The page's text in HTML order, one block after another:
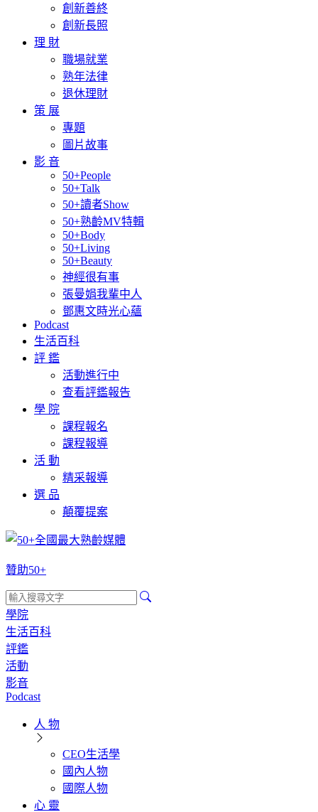
創新善終
創新長照
理 財
職場就業
熟年法律
退休理財
策 展
專題
圖片故事
影 音
50+People
50+Talk
50+讀者Show
50+熟齡MV特輯
50+Body
50+Living
50+Beauty
神經很有事
張曼娟我輩中人
鄧惠文時光心蘊
Podcast
生活百科
評 鑑
活動進行中
查看評鑑報告
學 院
課程報名
課程報導
活 動
精采報導
選 品
顛覆提案
贊助50+
學院
生活百科
評鑑
活動
影音
Podcast
人 物
CEO生活學
國內人物
國際人物
心 靈